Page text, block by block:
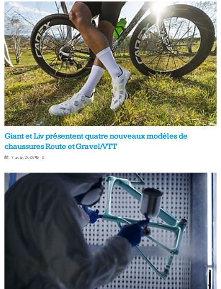
Giant et Liv présentent quatre nouveaux modèles de
chaussures Route et Gravel/VTT
7 août 2026 0